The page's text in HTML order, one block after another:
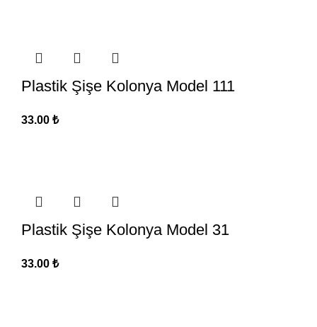
Plastik Şişe Kolonya Model 111
33.00 ₺
Plastik Şişe Kolonya Model 31
33.00 ₺